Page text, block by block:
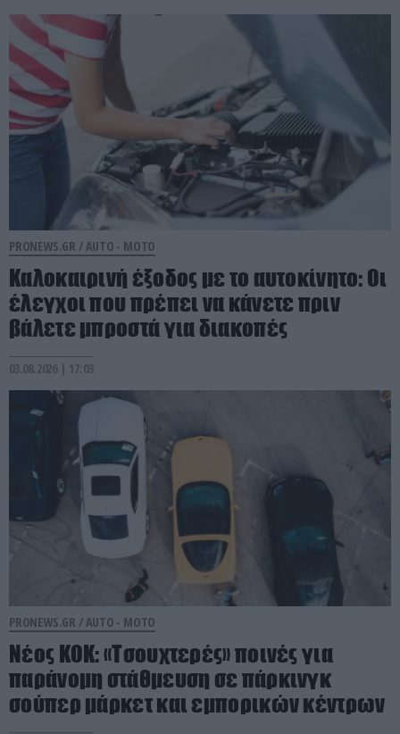
PRONEWS.GR /AUTO - MOTO
Καλοκαιρινή έξοδος με το αυτοκίνητο: Οι
έλεγχοι που πρέπει να κάνετε πριν
βάλετε μπροστά για διακοπές
03.08.2026 | 17:03
PRONEWS.GR /AUTO - MOTO
Νέος ΚΟΚ: «Τσουχτερές» ποινές για
παράνομη στάθμευση σε πάρκινγκ
σούπερ μάρκετ και εμπορικών κέντρων